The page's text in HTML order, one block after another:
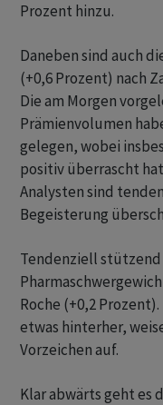
Prozent hinzu.
Daneben sind auch
(+0,6 Prozent) nach
Die am Morgen
Prämienvolumen
gelegen, wobei
positiv überrascht
Analysten sind
Begeisterung
Tendenziell
Roche (+0,2
etwas hinterher,
Vorzeichen auf.
Klar abwärts geht es